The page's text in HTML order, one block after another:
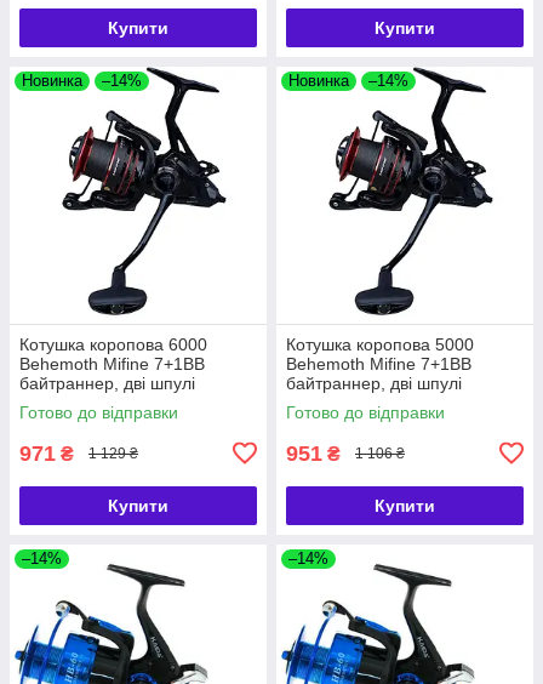
Купити Купити
Новинка –14%
Котушка коропова 6000
Behemoth Mifine 7+1BB
байтраннер, дві шпулі
Готово до відправки
971 ₴ 1 129 ₴
Купити
Новинка –14%
Котушка коропова 5000
Behemoth Mifine 7+1BB
байтраннер, дві шпулі
Готово до відправки
951 ₴ 1 106 ₴
Купити
–14% –14%